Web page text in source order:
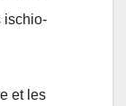
ischio-
et les